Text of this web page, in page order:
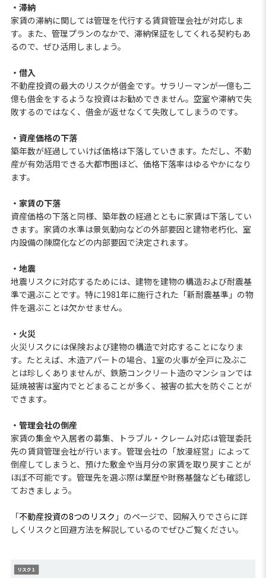
・滞納
家賃の滞納に関しては管理を代行する賃貸管理会社が対応しま
す。また、管理プランのなかで、滞納保証をしてくれる契約もあ
るので、ぜひ活用しましょう。
・借入
不動産投資の最大のリスクが借金です。サラリーマンが一億も二
億も借金をするような投資はお勧めできません。空室や滞納で失
敗するのではなく、借金が返せなくて失敗してしまうのです。
・資産価格の下落
築年数が経過していけば価格は下落していきます。ただし、不動
産が有効活用できる大都市圏ほど、価格下落率はゆるやかになり
ます。
・家賃の下落
資産価格の下落と同様、築年数の経過とともに家賃は下落してい
きます。家賃の水準は景気動向などの外部要因と建物老朽化、室
内設備の陳腐化などの内部要因で決定されます。
・地震
地震リスクに対応するためには、建物を建物の構造および耐震基
準で選ぶことです。特に1981年に施行された「新耐震基準」の物
件を選ぶことは欠かせません。
・火災
火災リスクには保険および建物の構造で対応することになりま
す。たとえば、木造アパートの場合、1室の火事が全戸に及ぶこ
とは珍しくありませんが、鉄筋コンクリート造のマンションでは
延焼被害は室内でとどまることが多く、被害の拡大を防ぐことが
できます。
・管理会社の倒産
家賃の集金や入居者の募集、トラブル・クレーム対応は管理委託
先の賃貸管理会社が行います。管理会社の「放漫経営」によって
倒産してしまうと、預けた敷金や当月分の家賃を取り戻すことが
ほぼ不可能です。管理先を選ぶ際は業歴や財務基盤なども確認し
ておきましょう。
「不動産投資の8つのリスク 」のページで、図解入りでさらに詳
しくリスクと回避方法を解説しているのでぜひご覧ください。